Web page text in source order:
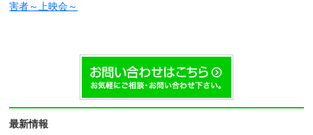
害者～上映会～
最新情報